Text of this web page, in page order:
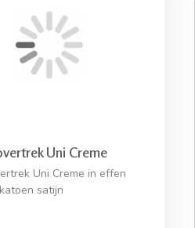
Uni Creme
Uni Creme in effen
satijn